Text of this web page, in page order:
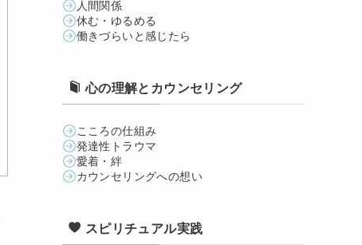
人間関係
休む・ゆるめる
働きづらいと感じたら
心の理解とカウンセリング
こころの仕組み
発達性トラウマ
愛着・絆
カウンセリングへの想い
スピリチュアル実践